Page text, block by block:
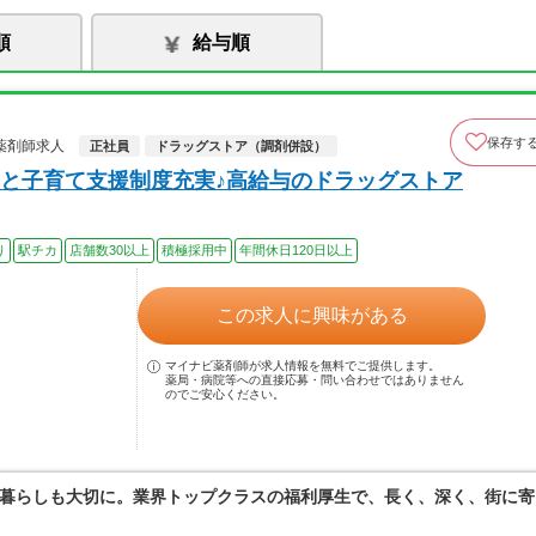
給与順
剤師求人 正社員 ドラッグストア（調剤併設） 保存す
子育て支援制度充実♪高給与のドラッグストア
駅チカ 店舗数30以上 積極採用中 年間休日120日以上
この求人に興味がある
マイナビ薬剤師が求人情報を無料でご提供します。
薬局・病院等への直接応募・問い合わせではありません
のでご安心ください。
らしも大切に。業界トップクラスの福利厚生で、長く、深く、街に寄